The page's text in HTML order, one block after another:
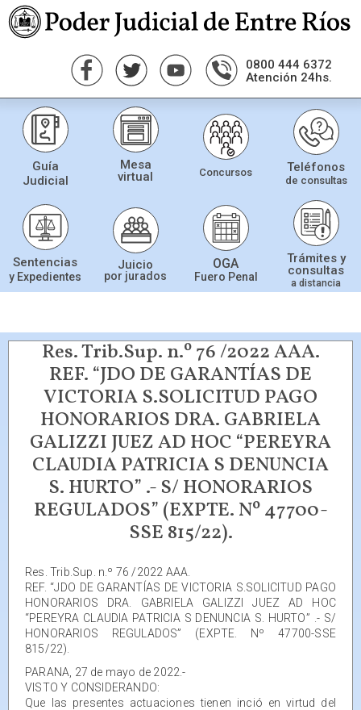
0800 444 6372
Atención 24hs.
Guía
Judicial
Mesa
virtual
Concursos Teléfonos
de consultas
Sentencias
y Expedientes
Juicio
por jurados
OGA
Fuero Penal
Trámites y
consultas
a distancia
Res. Trib.Sup. n.º 76 /2022 AAA.
REF. “JDO DE GARANTÍAS DE
VICTORIA S.SOLICITUD PAGO
HONORARIOS DRA. GABRIELA
GALIZZI JUEZ AD HOC “PEREYRA
CLAUDIA PATRICIA S DENUNCIA
S. HURTO” .- S/ HONORARIOS
REGULADOS” (EXPTE. Nº 47700-
SSE 815/22).
Res. Trib.Sup. n.º 76 /2022 AAA.
REF. “JDO DE GARANTÍAS DE VICTORIA S.SOLICITUD PAGO
HONORARIOS DRA. GABRIELA GALIZZI JUEZ AD HOC
“PEREYRA CLAUDIA PATRICIA S DENUNCIA S. HURTO” .- S/
HONORARIOS REGULADOS” (EXPTE. Nº 47700-SSE
815/22).
PARANA, 27 de mayo de 2022.-
VISTO Y CONSIDERANDO:
Que las presentes actuaciones tienen inció en virtud del